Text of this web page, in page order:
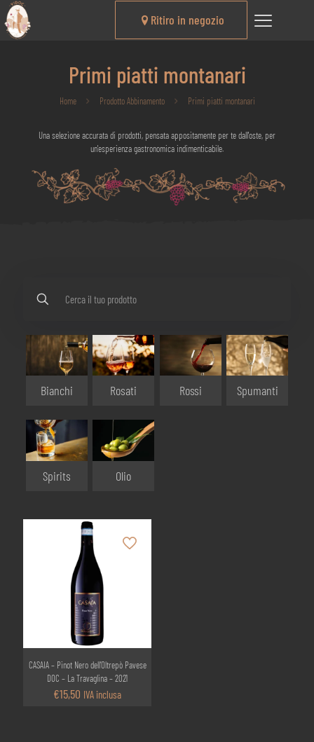
Ritiro in negozio
Primi piatti montanari
Home Prodotto Abbinamento Primi piatti montanari
Una selezione accurata di prodotti, pensata appositamente per te dall'oste, per
un'esperienza gastronomica indimenticabile.
Bianchi Rosati Rossi Spumanti
Spirits Olio
CASAIA – Pinot Nero dell’Oltrepò Pavese
DOC – La Travaglina – 2021
€15,50 IVA inclusa